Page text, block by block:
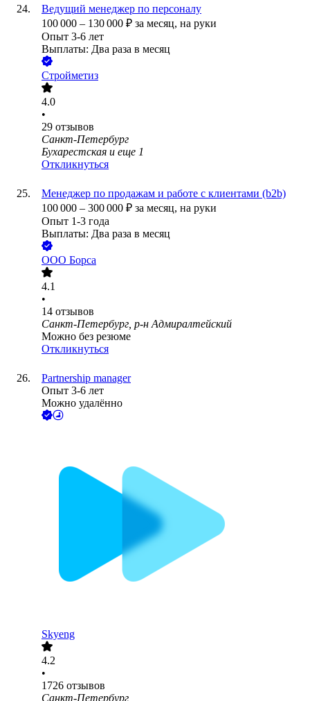
Ведущий менеджер по персоналу
100 000 – 130 000 ₽ за месяц, на руки
Опыт 3-6 лет
Выплаты: Два раза в месяц
Стройметиз
4.0
•
29 отзывов
Санкт-Петербург
Бухарестская и еще 1
Откликнуться
Менеджер по продажам и работе с клиентами (b2b)
100 000 – 300 000 ₽ за месяц, на руки
Опыт 1-3 года
Выплаты: Два раза в месяц
ООО Борса
4.1
•
14 отзывов
Санкт-Петербург, р-н Адмиралтейский
Можно без резюме
Откликнуться
Partnership manager
Опыт 3-6 лет
Можно удалённо
Skyeng
4.2
•
1726 отзывов
Санкт-Петербург